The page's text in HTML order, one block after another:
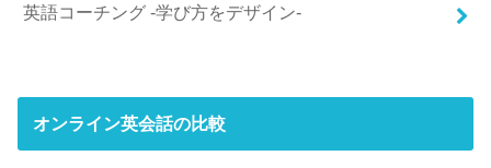
英語コーチング -学び方をデザイン-
オンライン英会話の比較